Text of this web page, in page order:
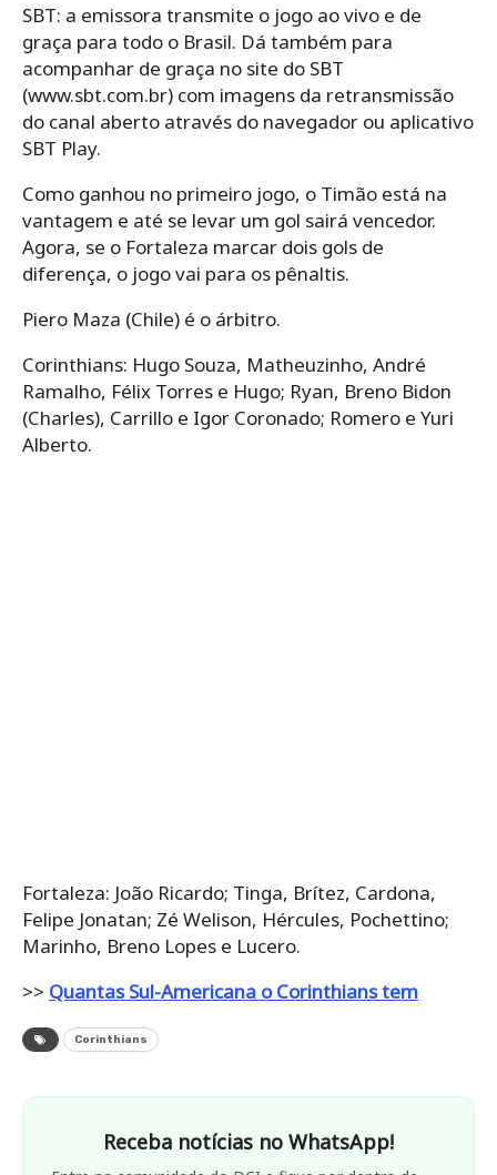
SBT: a emissora transmite o jogo ao vivo e de
graça para todo o Brasil. Dá também para
acompanhar de graça no site do SBT
(www.sbt.com.br) com imagens da retransmissão
do canal aberto através do navegador ou aplicativo
SBT Play.
Como ganhou no primeiro jogo, o Timão está na
vantagem e até se levar um gol sairá vencedor.
Agora, se o Fortaleza marcar dois gols de
diferença, o jogo vai para os pênaltis.
Piero Maza (Chile) é o árbitro.
Corinthians: Hugo Souza, Matheuzinho, André
Ramalho, Félix Torres e Hugo; Ryan, Breno Bidon
(Charles), Carrillo e Igor Coronado; Romero e Yuri
Alberto.
Fortaleza: João Ricardo; Tinga, Brítez, Cardona,
Felipe Jonatan; Zé Welison, Hércules, Pochettino;
Marinho, Breno Lopes e Lucero.
>> Quantas Sul-Americana o Corinthians tem
Corinthians
Receba notícias no WhatsApp!